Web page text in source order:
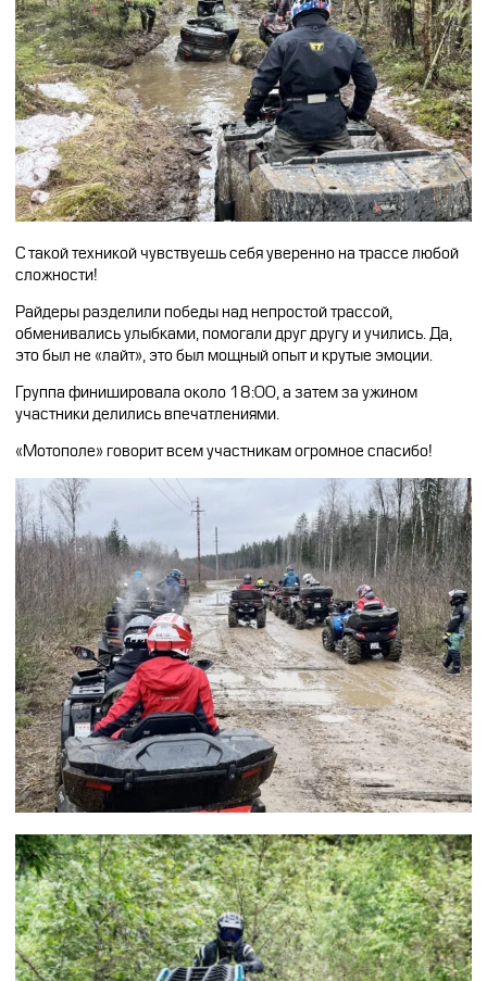
С такой техникой чувствуешь себя уверенно на трассе любой
сложности!
Райдеры разделили победы над непростой трассой,
обменивались улыбками, помогали друг другу и учились. Да,
это был не «лайт», это был мощный опыт и крутые эмоции.
Группа финишировала около 18:00, а затем за ужином
участники делились впечатлениями.
«Мотополе» говорит всем участникам огромное спасибо!